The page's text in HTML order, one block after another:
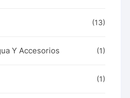
(13)
Y Accesorios (1)
(1)